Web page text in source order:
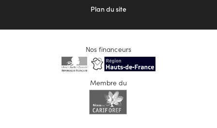
Plan du site
Nos financeurs
Membre du